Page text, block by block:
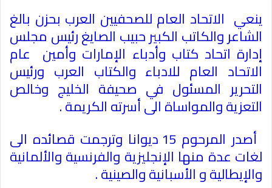
ينعي الاتحاد العام للصحفيين العرب بحزن بالغ
الشاعر والكاتب الكبير حبيب الصايغ رئيس مجلس
إدارة اتحاد كتاب وأدباء الإمارات وأمين عام
الاتحاد العام للادباء والكتاب العرب ورئيس
التحرير المسئول في صحيفة الخليج وخالص
التعزية والمواساة الى أسرته الكريمة .
أصدر المرحوم 15 ديوانا وترجمت قصائده الى
لغات عدة منها الإنجليزية والفرنسية والألمانية
والإيطالية و الأسبانية والصينية .